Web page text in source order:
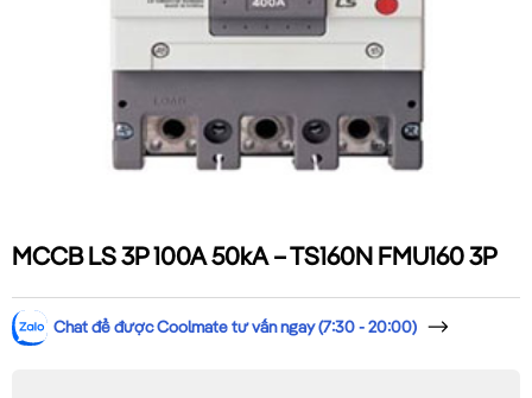
MCCB LS 3P 100A 50kA – TS160N FMU160 3P
Chat để được Coolmate tư vấn ngay (7:30 - 20:00)